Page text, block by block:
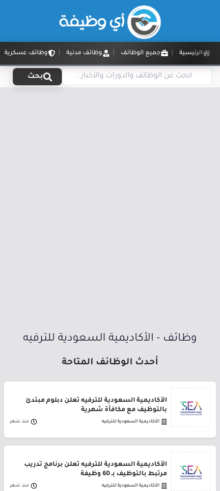
الرئيسية جميع الوظائف وظائف مدنية وظائف عسكرية
بحث
وظائف - الأكاديمية السعودية للترفيه
أحدث الوظائف المتاحة
الأكاديمية السعودية للترفيه تعلن دبلوم مبتدئ
بالتوظيف مع مكافأة شهرية
الأكاديمية السعودية للترفيه منذ شهر
الأكاديمية السعودية للترفيه تعلن برنامج تدريب
مرتبط بالتوظيف بـ 60 وظيفة
الأكاديمية السعودية للترفيه منذ شهر